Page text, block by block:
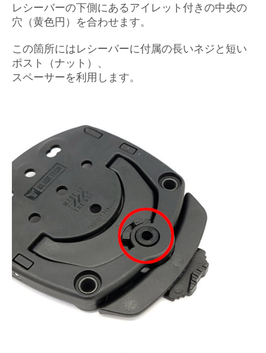
レシーバーの下側にあるアイレット付きの中央の
穴（黄色円）を合わせます。
この箇所にはレシーバーに付属の長いネジと短い
ポスト（ナット）、
スペーサーを利用します。